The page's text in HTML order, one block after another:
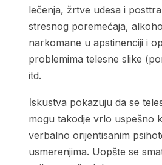
lečenja, žrtve udesa i
stresnog poremećaja,
narkomane u apstinenciji i
problemima telesne slike
itd.
Iskustva pokazuju da se telesne psihoterapije
mogu takodje vrlo uspešno
verbalno orijentisanim
usmerenjima. Uopšte se